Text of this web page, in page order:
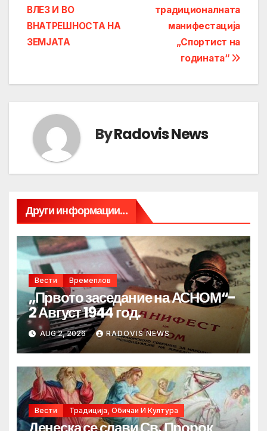
традиционалната
манифестација
„Спортист на
годината“
ВЛЕЗ И ВО
ВНАТРЕШНОСТА НА
ЗЕМЈАТА
ByRadovis News
Други информации...
Вести Времеплов
„Првото заседание на АСНОМ“-
2 Август 1944 год.
AUG 2, 2026 RADOVIS NEWS
Вести Традиција, Обичаи И Култура